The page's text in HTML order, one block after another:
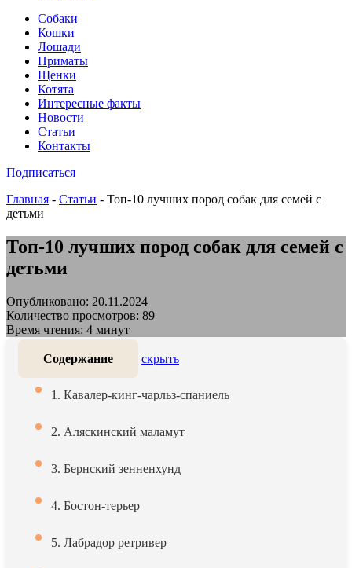
Собаки
Кошки
Лошади
Приматы
Щенки
Котята
Интересные факты
Новости
Статьи
Контакты
Подписаться
Главная - Статьи - Топ-10 лучших пород собак для семей с
детьми
Топ-10 лучших пород собак для семей с
детьми
Опубликовано: 20.11.2024
Количество просмотров: 89
Время чтения: 4 минут
Содержание скрыть
1. Кавалер-кинг-чарльз-спаниель
2. Аляскинский маламут
3. Бернский зенненхунд
4. Бостон-терьер
5. Лабрадор ретривер